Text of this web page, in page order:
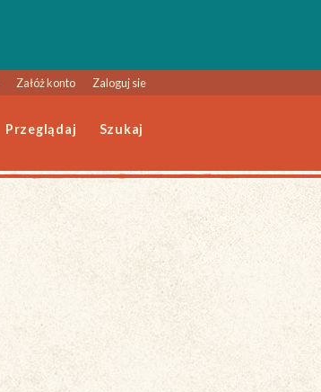
Załóż konto Zaloguj sie
Przeglądaj Szukaj